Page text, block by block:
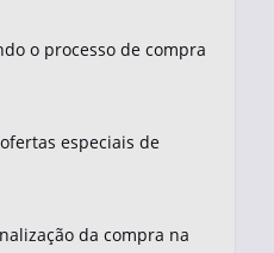
o processo de compra
especiais de
da compra na